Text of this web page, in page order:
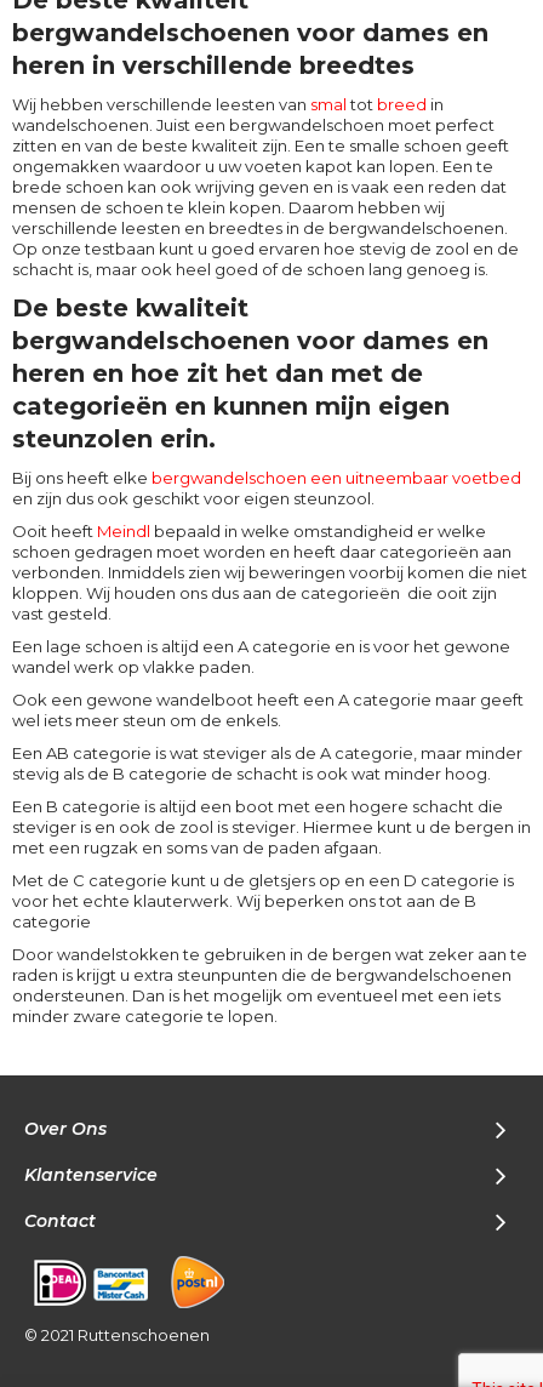
bergwandelschoenen voor dames en
heren in verschillende breedtes
Wij hebben verschillende leesten van smaltot breed in
wandelschoenen. Juist een bergwandelschoen moet perfect
zitten en van de beste kwaliteit zijn. Een te smalle schoen geeft
ongemakken waardoor u uw voeten kapot kan lopen. Een te
brede schoen kan ook wrijving geven en is vaak een reden dat
mensen de schoen te klein kopen. Daarom hebben wij
verschillende leesten en breedtes in de bergwandelschoenen.
Op onze testbaan kunt u goed ervaren hoe stevig de zool en de
schacht is, maar ook heel goed of de schoen lang genoeg is.
De beste kwaliteit
bergwandelschoenen voor dames en
heren en hoe zit het dan met de
categorieën en kunnen mijn eigen
steunzolen erin.
Bij ons heeft elke bergwandelschoen een uitneembaar voetbed
en zijn dus ook geschikt voor eigen steunzool.
Ooit heeft Meindl bepaald in welke omstandigheid er welke
schoen gedragen moet worden en heeft daar categorieën aan
verbonden. Inmiddels zien wij beweringen voorbij komen die niet
kloppen. Wij houden ons dus aan de categorieën die ooit zijn
vast gesteld.
Een lage schoen is altijd een A categorie en is voor het gewone
wandel werk op vlakke paden.
Ook een gewone wandelboot heeft een A categorie maar geeft
wel iets meer steun om de enkels.
Een AB categorie is wat steviger als de A categorie, maar minder
stevig als de B categorie de schacht is ook wat minder hoog.
Een B categorie is altijd een boot met een hogere schacht die
steviger is en ook de zool is steviger. Hiermee kunt u de bergen in
met een rugzak en soms van de paden afgaan.
Met de C categorie kunt u de gletsjers op en een D categorie is
voor het echte klauterwerk. Wij beperken ons tot aan de B
categorie
Door wandelstokken te gebruiken in de bergen wat zeker aan te
raden is krijgt u extra steunpunten die de bergwandelschoenen
ondersteunen. Dan is het mogelijk om eventueel met een iets
minder zware categorie te lopen.
Over Ons
Klantenservice
Contact
© 2021 Ruttenschoenen